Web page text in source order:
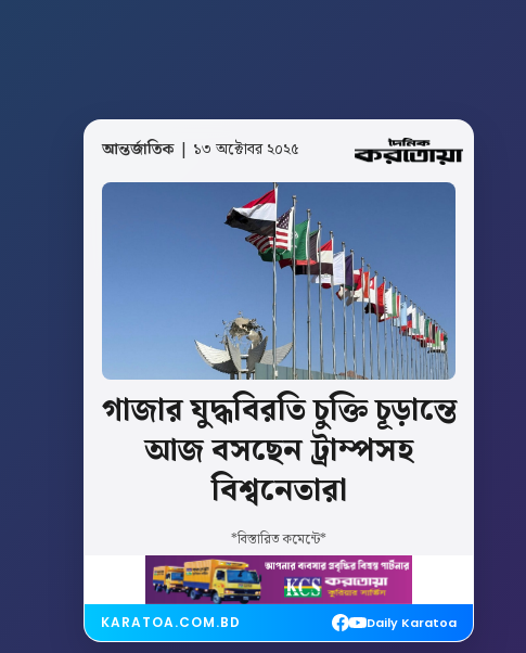
আন্তর্জাতিক | ১৩ অক্টোবর ২০২৫
গাজারযুদ্ধবিরতিচুক্তিচূড়ান্তে
আজবসছেনট্রাম্পসহ
বিশ্বনেতারা
*বিস্তারিত কমেন্টে*
KARATOA.COM.BD Daily Karatoa